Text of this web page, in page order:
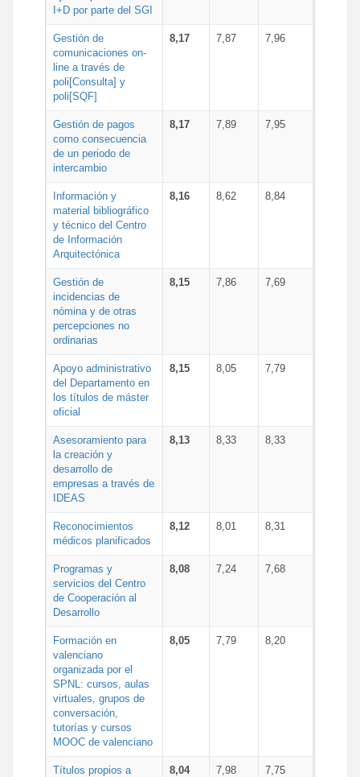
I+D por parte del SGI
Gestión de
comunicaciones on-
line a través de
poli[Consulta] y
poli[SQF]
8,17 7,87 7,96
Gestión de pagos
como consecuencia
de un periodo de
intercambio
8,17 7,89 7,95
Información y
material bibliográfico
y técnico del Centro
de Información
Arquitectónica
8,16 8,62 8,84
Gestión de
incidencias de
nómina y de otras
percepciones no
ordinarias
8,15 7,86 7,69
Apoyo administrativo
del Departamento en
los títulos de máster
oficial
8,15 8,05 7,79
Asesoramiento para
la creación y
desarrollo de
empresas a través de
IDEAS
8,13 8,33 8,33
Reconocimientos
médicos planificados
8,12 8,01 8,31
Programas y
servicios del Centro
de Cooperación al
Desarrollo
8,08 7,24 7,68
Formación en
valenciano
organizada por el
SPNL: cursos, aulas
virtuales, grupos de
conversación,
tutorías y cursos
MOOC de valenciano
8,05 7,79 8,20
Títulos propios a
8,04 7,98 7,75